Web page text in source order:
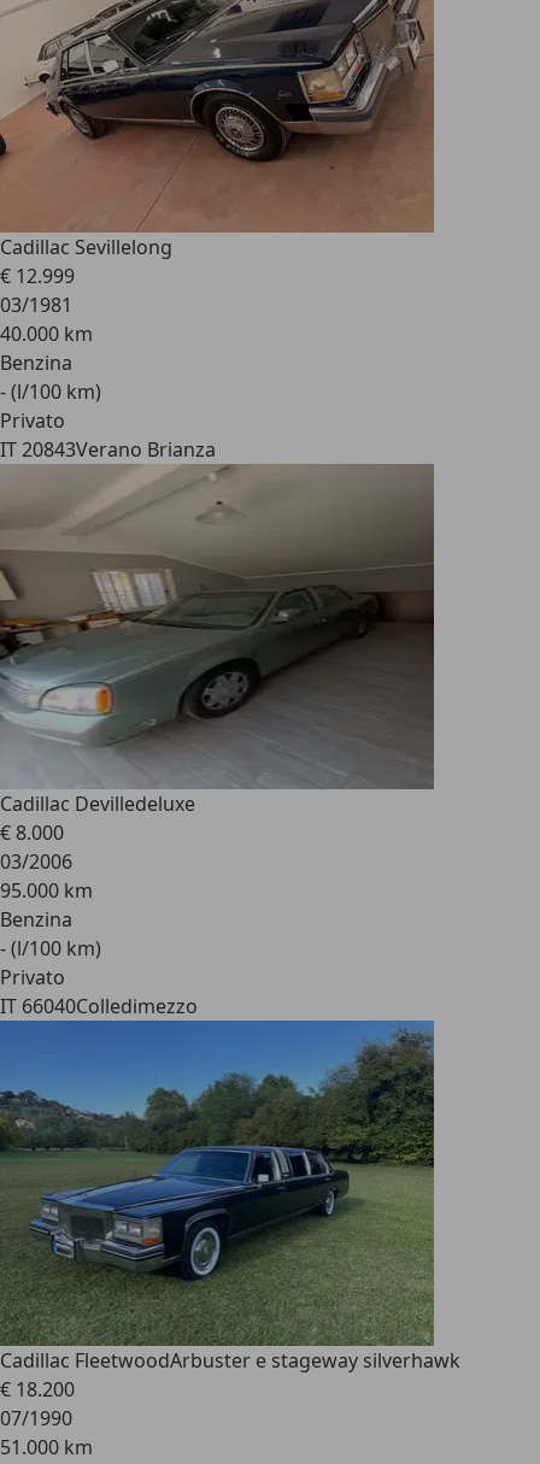
Cadillac Sevillelong
€ 12.999
03/1981
40.000 km
Benzina
- (l/100 km)
Privato
IT 20843Verano Brianza
Cadillac Devilledeluxe
€ 8.000
03/2006
95.000 km
Benzina
- (l/100 km)
Privato
IT 66040Colledimezzo
Cadillac FleetwoodArbuster e stageway silverhawk
€ 18.200
07/1990
51.000 km